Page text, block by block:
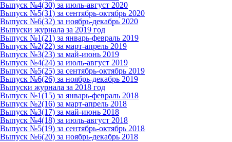
Выпуск №4(30) за июль-август 2020
Выпуск №5(31) за сентябрь-октябрь 2020
Выпуск №6(32) за ноябрь-декабрь 2020
Выпуски журнала за 2019 год
Выпуск №1(21) за январь-февраль 2019
Выпуск №2(22) за март-апрель 2019
Выпуск №3(23) за май-июнь 2019
Выпуск №4(24) за июль-август 2019
Выпуск №5(25) за сентябрь-октябрь 2019
Выпуск №6(26) за ноябрь-декабрь 2019
Выпуски журнала за 2018 год
Выпуск №1(15) за январь-февраль 2018
Выпуск №2(16) за март-апрель 2018
Выпуск №3(17) за май-июнь 2018
Выпуск №4(18) за июль-август 2018
Выпуск №5(19) за сентябрь-октябрь 2018
Выпуск №6(20) за ноябрь-декабрь 2018